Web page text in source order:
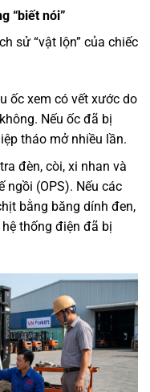
“biết nói”
sử “vật lộn” của chiếc
ốc xem có vết xước do
Nếu ốc đã bị
tháo mở nhiều lần.
đèn, còi, xi nhan và
ngồi (OPS). Nếu các
bằng băng dính đen,
thống điện đã bị